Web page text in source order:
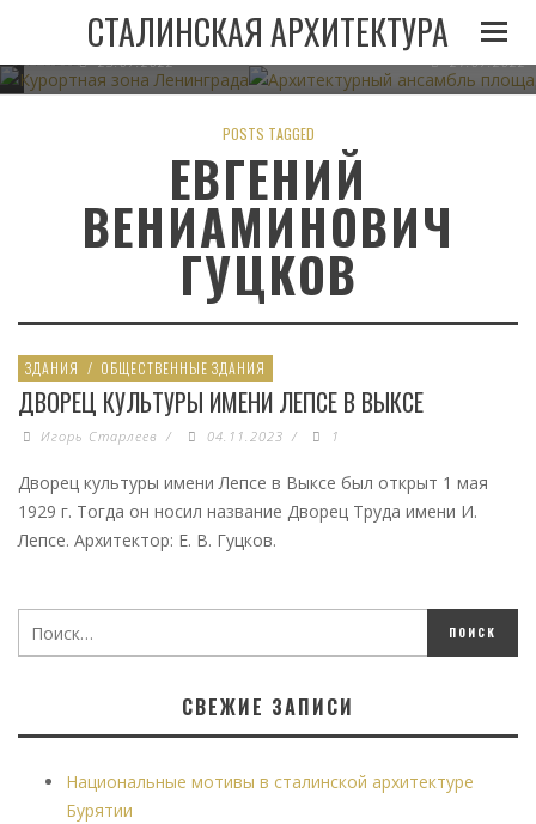
СТАЛИНСКАЯ АРХИТЕКТУРА
05.11.2022
ЛЕНИНГРАДА ПРИ
СТАЛИНЕ
23.07.2022
АРХИТЕКТУРНЫЙ АНСАМБЛЬ
В МИНСКЕ
21.07.2022
POSTS TAGGED
ЕВГЕНИЙ
ВЕНИАМИНОВИЧ
ГУЦКОВ
ЗДАНИЯ / ОБЩЕСТВЕННЫЕ ЗДАНИЯ
ДВОРЕЦ КУЛЬТУРЫ ИМЕНИ ЛЕПСЕ В ВЫКСЕ
Игорь Старлеев / 04.11.2023 / 1
Дворец культуры имени Лепсе в Выксе был открыт 1 мая
1929 г. Тогда он носил название Дворец Труда имени И.
Лепсе. Архитектор: Е. В. Гуцков.
СВЕЖИЕ ЗАПИСИ
Национальные мотивы в сталинской архитектуре
Бурятии